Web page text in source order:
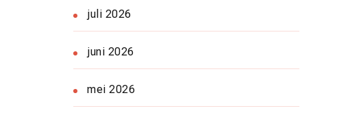
juli 2026
juni 2026
mei 2026